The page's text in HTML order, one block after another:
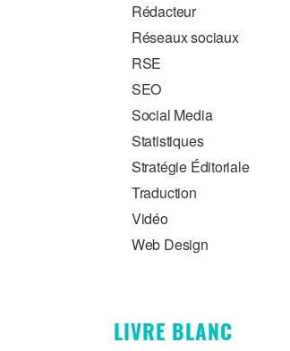
Rédacteur
Réseaux sociaux
RSE
SEO
Social Media
Statistiques
Stratégie Éditoriale
Traduction
Vidéo
Web Design
LIVRE BLANC